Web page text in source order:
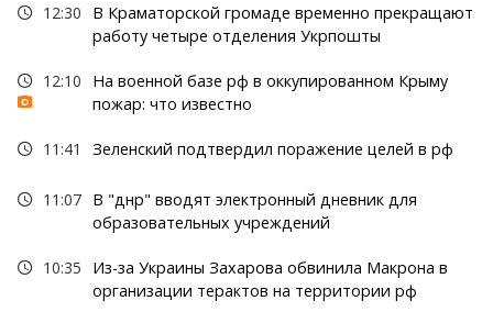
12:30
В Краматорской громаде временно прекращают
работу четыре отделения Укрпошты
12:10
На военной базе рф в оккупированном Крыму
пожар: что известно
11:41 Зеленский подтвердил поражение целей в рф
11:07 В "днр" вводят электронный дневник для
образовательных учреждений
10:35
Из-за Украины Захарова обвинила Макрона в
организации терактов на территории рф